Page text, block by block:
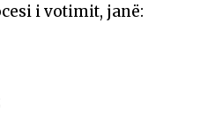
i votimit, janë: